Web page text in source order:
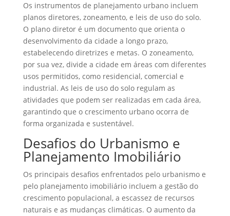
Os instrumentos de planejamento urbano incluem
planos diretores, zoneamento, e leis de uso do solo.
O plano diretor é um documento que orienta o
desenvolvimento da cidade a longo prazo,
estabelecendo diretrizes e metas. O zoneamento,
por sua vez, divide a cidade em áreas com diferentes
usos permitidos, como residencial, comercial e
industrial. As leis de uso do solo regulam as
atividades que podem ser realizadas em cada área,
garantindo que o crescimento urbano ocorra de
forma organizada e sustentável.
Desafios do Urbanismo e
Planejamento Imobiliário
Os principais desafios enfrentados pelo urbanismo e
pelo planejamento imobiliário incluem a gestão do
crescimento populacional, a escassez de recursos
naturais e as mudanças climáticas. O aumento da